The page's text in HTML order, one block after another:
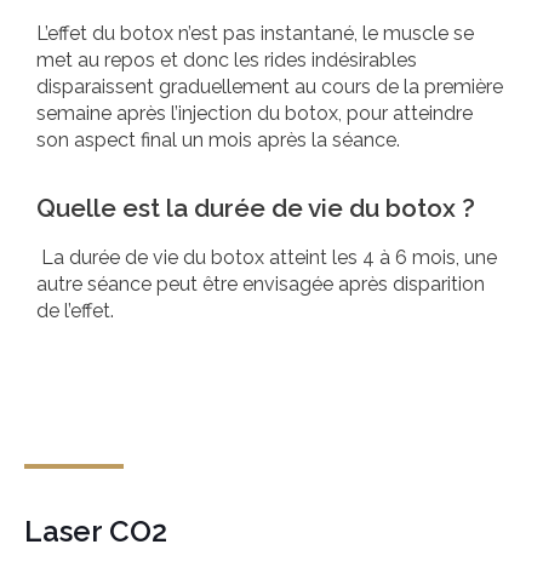
L’effet du botox n’est pas instantané, le muscle se
met au repos et donc les rides indésirables
disparaissent graduellement au cours de la première
semaine après l’injection du botox, pour atteindre
son aspect final un mois après la séance.
Quelle est la durée de vie du botox ?
La durée de vie du botox atteint les 4 à 6 mois, une
autre séance peut être envisagée après disparition
de l’effet.
Laser CO2